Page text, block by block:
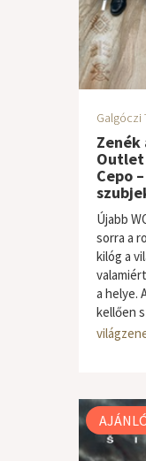
Galgóczi
Zenék
Outlet
Cepo
Újabb
sorra a
kilóg a
a helye.
kellően